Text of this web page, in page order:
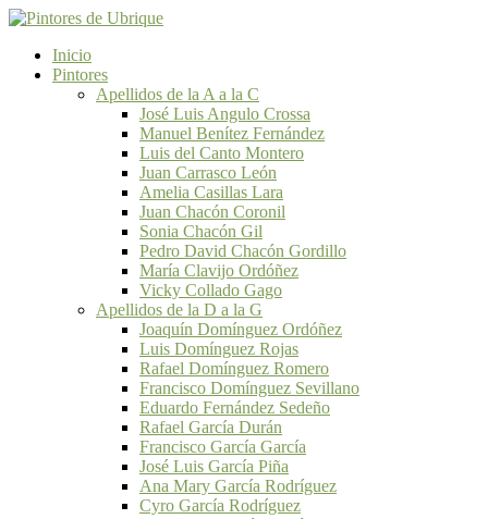
Inicio
Pintores
Apellidos de la A a la C
José Luis Angulo Crossa
Manuel Benítez Fernández
Luis del Canto Montero
Juan Carrasco León
Amelia Casillas Lara
Juan Chacón Coronil
Sonia Chacón Gil
Pedro David Chacón Gordillo
María Clavijo Ordóñez
Vicky Collado Gago
Apellidos de la D a la G
Joaquín Domínguez Ordóñez
Luis Domínguez Rojas
Rafael Domínguez Romero
Francisco Domínguez Sevillano
Eduardo Fernández Sedeño
Rafael García Durán
Francisco García García
José Luis García Piña
Ana Mary García Rodríguez
Cyro García Rodríguez